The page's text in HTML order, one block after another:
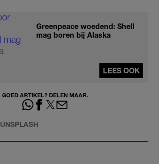
Greenpeace woedend: Shell
mag boren bij Alaska
LEES OOK
GOED ARTIKEL? DELEN MAAR.
UNSPLASH